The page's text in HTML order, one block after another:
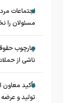
اجتماعات
مسئولان را
چارچوب
ناشی از
تأکید معاون
تولید و عرضه